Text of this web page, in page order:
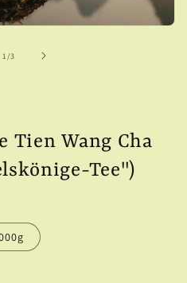
1 /von
3
Tien Wang Cha
Tee")